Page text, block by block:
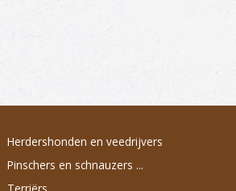
Herdershonden en veedrijvers
Pinschers en schnauzers ...